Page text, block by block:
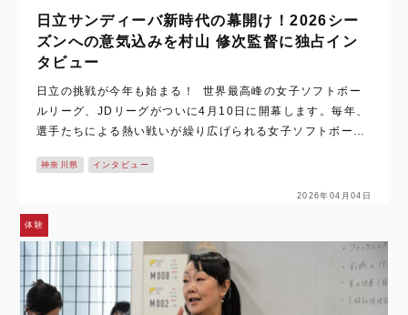
日立サンディーバ新時代の幕開け！2026シー
ズンへの意気込みを村山 修次監督に独占イン
タビュー
日立の挑戦が今年も始まる！ 世界最高峰の女子ソフトボー
ルリーグ、JDリーグがついに4月10日に開幕します。毎年、
選手たちによる熱い戦いが繰り広げられる女子ソフトボー
した。 そして、神奈川…
神奈川県 インタビュー
2026年04月04日
体験